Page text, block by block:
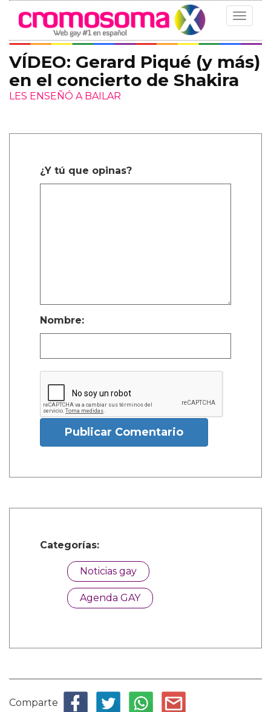
Toggle
VÍDEO: Gerard Piqué (y más)
en el concierto de Shakira
LES ENSEÑÓ A BAILAR
¿Y tú que opinas?
Nombre:
Publicar Comentario
Categorías:
Noticias gay
Agenda GAY
Comparte